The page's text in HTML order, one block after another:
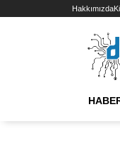
Hakkımızda